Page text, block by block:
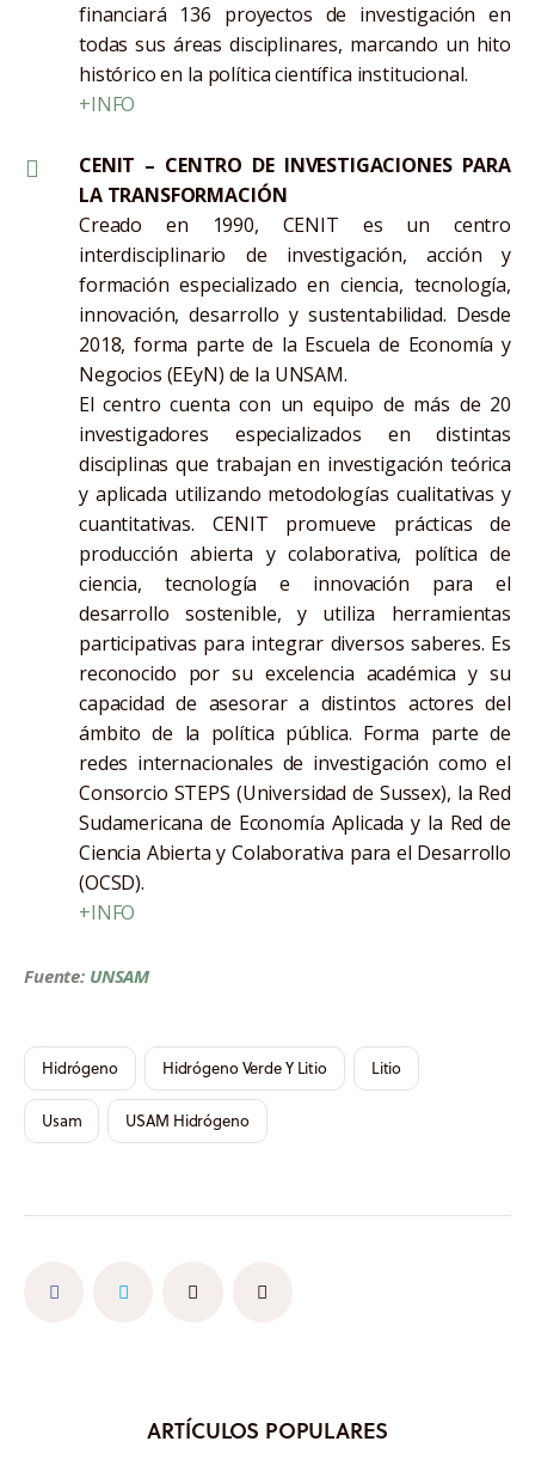
financiará 136 proyectos de investigación en
todas sus áreas disciplinares, marcando un hito
histórico en la política científica institucional.
+INFO
CENIT – CENTRO DE INVESTIGACIONES PARA
LA TRANSFORMACIÓN
Creado en 1990, CENIT es un centro
interdisciplinario de investigación, acción y
formación especializado en ciencia, tecnología,
innovación, desarrollo y sustentabilidad. Desde
2018, forma parte de la Escuela de Economía y
Negocios (EEyN) de la UNSAM.
El centro cuenta con un equipo de más de 20
investigadores especializados en distintas
disciplinas que trabajan en investigación teórica
y aplicada utilizando metodologías cualitativas y
cuantitativas. CENIT promueve prácticas de
producción abierta y colaborativa, política de
ciencia, tecnología e innovación para el
desarrollo sostenible, y utiliza herramientas
participativas para integrar diversos saberes. Es
reconocido por su excelencia académica y su
capacidad de asesorar a distintos actores del
ámbito de la política pública. Forma parte de
redes internacionales de investigación como el
Consorcio STEPS (Universidad de Sussex), la Red
Sudamericana de Economía Aplicada y la Red de
Ciencia Abierta y Colaborativa para el Desarrollo
(OCSD).
+INFO
Fuente: UNSAM
Hidrógeno Hidrógeno Verde Y Litio Litio
Usam USAM Hidrógeno
ARTÍCULOS POPULARES